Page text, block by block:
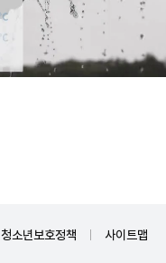
청소년보호정책 사이트맵